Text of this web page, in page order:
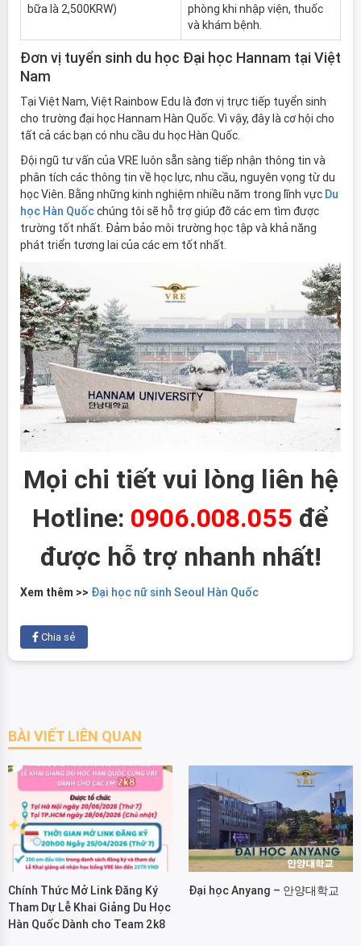
bữa là 2,500KRW)
phòng khi nhập viện, thuốc
và khám bệnh.
Đơn vị tuyển sinh du học Đại học Hannam tại Việt
Nam
Tại Việt Nam, Việt Rainbow Edu là đơn vị trực tiếp tuyển sinh
cho trường đại học Hannam Hàn Quốc. Vì vậy, đây là cơ hội cho
tất cả các bạn có nhu cầu du học Hàn Quốc.
Đội ngũ tư vấn của VRE luôn sẵn sàng tiếp nhận thông tin và
phân tích các thông tin về học lực, nhu cầu, nguyên vọng từ du
học Viên. Bằng những kinh nghiệm nhiều năm trong lĩnh vực Du
học Hàn Quốcchúng tôi sẽ hỗ trợ giúp đỡ các em tìm được
trường tốt nhất. Đảm bảo môi trường học tập và khả năng
phát triển tương lai của các em tốt nhất.
Mọi chi tiết vui lòng liên hệ
Hotline: 0906.008.055 để
được hỗ trợ nhanh nhất!
Xem thêm >> Đại học nữ sinh Seoul Hàn Quốc
Chia sẻ
BÀI VIẾT LIÊN QUAN
Chính Thức Mở Link Đăng Ký
Tham Dự Lễ Khai Giảng Du Học
Hàn Quốc Dành cho Team 2k8
Đại học Anyang – 안양대학교